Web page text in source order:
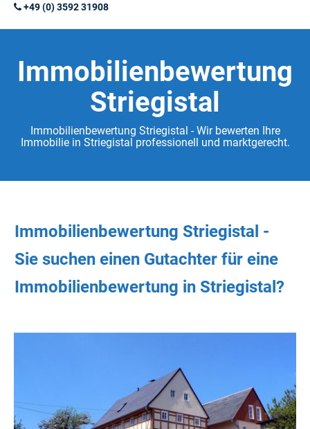
+49 (0) 3592 31908
Immobilienbewertung
Striegistal
Immobilienbewertung Striegistal - Wir bewerten Ihre
Immobilie in Striegistal professionell und marktgerecht.
Immobilienbewertung Striegistal -
Sie suchen einen Gutachter für eine
Immobilienbewertung in Striegistal?